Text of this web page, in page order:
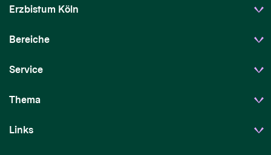
Erzbistum Köln
Bereiche
Service
Thema
Links